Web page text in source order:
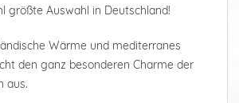
größte Auswahl in Deutschland!
Wärme und mediterranes
den ganz besonderen Charme der
aus.